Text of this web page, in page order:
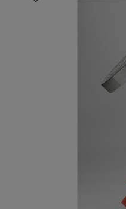
Bildergalerie überspringen